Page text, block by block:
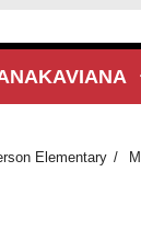
Elementary